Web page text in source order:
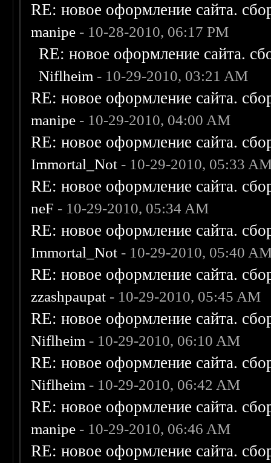
RE: новое оформление сайта.
manipe - 10-28-2010, 06:17 PM
RE: новое оформление сайта.
Niflheim - 10-29-2010, 03:21 AM
RE: новое оформление сайта.
manipe - 10-29-2010, 04:00 AM
RE: новое оформление сайта.
Immortal_Not - 10-29-2010, 05:33
RE: новое оформление сайта.
neF - 10-29-2010, 05:34 AM
RE: новое оформление сайта.
Immortal_Not - 10-29-2010, 05:40
RE: новое оформление сайта.
zzashpaupat - 10-29-2010, 05:45 AM
RE: новое оформление сайта.
Niflheim - 10-29-2010, 06:10 AM
RE: новое оформление сайта.
Niflheim - 10-29-2010, 06:42 AM
RE: новое оформление сайта.
manipe - 10-29-2010, 06:46 AM
RE: новое оформление сайта.